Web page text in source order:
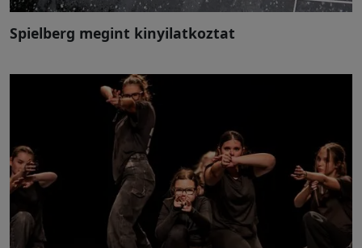
Spielberg megint kinyilatkoztat